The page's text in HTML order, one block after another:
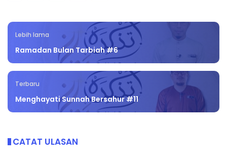
Lebih lama
Ramadan Bulan Tarbiah #6
Terbaru
Menghayati Sunnah Bersahur #11
CATAT ULASAN